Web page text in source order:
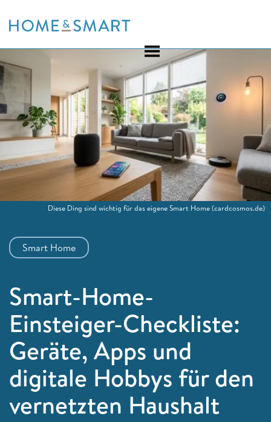
to
Smart Home
Smart-Home-
Einsteiger-Checkliste:
Geräte, Apps und
digitale Hobbys für den
vernetzten Haushalt
Diese Ding sind wichtig für das eigene Smart Home(cardcosmos.de)